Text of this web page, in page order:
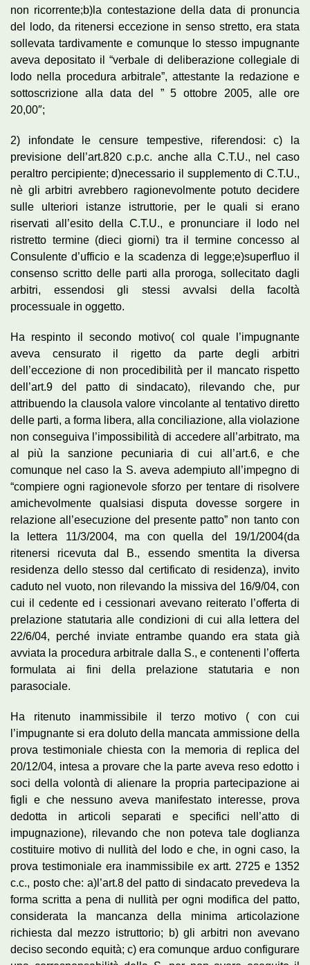
non ricorrente;b)la contestazione della data di pronuncia
del lodo, da ritenersi eccezione in senso stretto, era stata
sollevata tardivamente e comunque lo stesso impugnante
aveva depositato il “verbale di deliberazione collegiale di
lodo nella procedura arbitrale”, attestante la redazione e
sottoscrizione alla data del ” 5 ottobre 2005, alle ore
20,00″;
2) infondate le censure tempestive, riferendosi: c) la
previsione dell’art.820 c.p.c. anche alla C.T.U., nel caso
peraltro percipiente; d)necessario il supplemento di C.T.U.,
nè gli arbitri avrebbero ragionevolmente potuto decidere
sulle ulteriori istanze istruttorie, per le quali si erano
riservati all’esito della C.T.U., e pronunciare il lodo nel
ristretto termine (dieci giorni) tra il termine concesso al
Consulente d’ufficio e la scadenza di legge;e)superfluo il
consenso scritto delle parti alla proroga, sollecitato dagli
arbitri, essendosi gli stessi avvalsi della facoltà
processuale in oggetto.
Ha respinto il secondo motivo( col quale l’impugnante
aveva censurato il rigetto da parte degli arbitri
dell’eccezione di non procedibilità per il mancato rispetto
dell’art.9 del patto di sindacato), rilevando che, pur
attribuendo la clausola valore vincolante al tentativo diretto
delle parti, a forma libera, alla conciliazione, alla violazione
non conseguiva l’impossibilità di accedere all’arbitrato, ma
al più la sanzione pecuniaria di cui all’art.6, e che
comunque nel caso la S. aveva adempiuto all’impegno di
“compiere ogni ragionevole sforzo per tentare di risolvere
amichevolmente qualsiasi disputa dovesse sorgere in
relazione all’esecuzione del presente patto” non tanto con
la lettera 11/3/2004, ma con quella del 19/1/2004(da
ritenersi ricevuta dal B., essendo smentita la diversa
residenza dello stesso dal certificato di residenza), invito
caduto nel vuoto, non rilevando la missiva del 16/9/04, con
cui il cedente ed i cessionari avevano reiterato l’offerta di
prelazione statutaria alle condizioni di cui alla lettera del
22/6/04, perché inviate entrambe quando era stata già
avviata la procedura arbitrale dalla S., e contenenti l’offerta
formulata ai fini della prelazione statutaria e non
parasociale.
Ha ritenuto inammissibile il terzo motivo ( con cui
l’impugnante si era doluto della mancata ammissione della
prova testimoniale chiesta con la memoria di replica del
20/12/04, intesa a provare che la parte aveva reso edotto i
soci della volontà di alienare la propria partecipazione ai
figli e che nessuno aveva manifestato interesse, prova
dedotta in articoli separati e specifici nell’atto di
impugnazione), rilevando che non poteva tale doglianza
costituire motivo di nullità del lodo e che, in ogni caso, la
prova testimoniale era inammissibile ex artt. 2725 e 1352
c.c., posto che: a)l’art.8 del patto di sindacato prevedeva la
forma scritta a pena di nullità per ogni modifica del patto,
considerata la mancanza della minima articolazione
richiesta dal mezzo istruttorio; b) gli arbitri non avevano
deciso secondo equità; c) era comunque arduo configurare